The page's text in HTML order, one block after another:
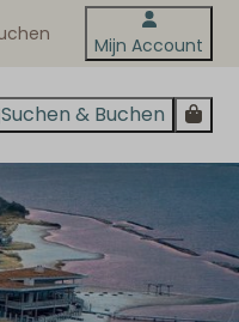
Mijn Account
Suchen & Buchen